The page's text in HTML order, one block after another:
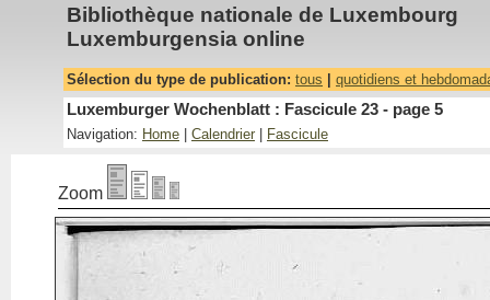
Bibliothèque nationale de Luxembourg
Luxemburgensia online
Sélection du type de publication: tous quotidiens et
Luxemburger Wochenblatt : Fascicule 23 - page 5
Navigation: Home Calendrier Fascicule
Zoom